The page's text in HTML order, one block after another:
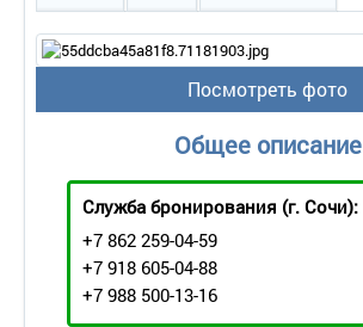
Посмотреть фото
Общее описание
Служба бронирования (г. Сочи):
+7 862 259-04-59
+7 918 605-04-88
+7 988 500-13-16